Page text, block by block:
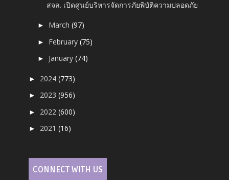
สจล. เปิดศูนย์บริหารจัดการภัยพิบัติ​ความปลอดภัย
► March(97)
► February(75)
► January(74)
► 2024(773)
► 2023(956)
► 2022(600)
► 2021(16)
CONNECT WITH US